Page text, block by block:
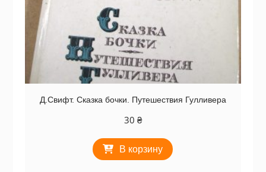
Д.Свифт. Сказка бочки. Путешествия Гулливера
30 ₴
В корзину